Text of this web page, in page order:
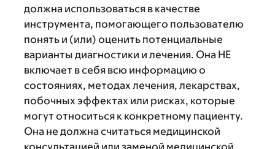
должна использоваться в качестве
инструмента, помогающего пользователю
понять и (или) оценить потенциальные
варианты диагностики и лечения. Она НЕ
включает в себя всю информацию о
состояниях, методах лечения, лекарствах,
побочных эффектах или рисках, которые
могут относиться к конкретному пациенту.
Она не должна считаться медицинской
консультацией или заменой медицинской